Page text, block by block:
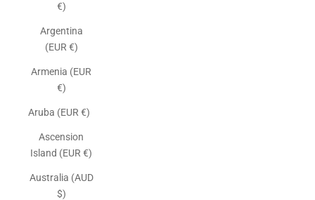
€)
Argentina
(EUR €)
Armenia (EUR
€)
Aruba (EUR €)
Ascension
Island (EUR €)
Australia (AUD
$)